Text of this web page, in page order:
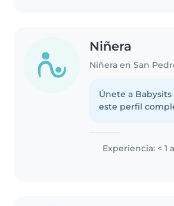
Niñera
Niñera en San
Únete a Babysits
este perfil
Experiencia: < 1